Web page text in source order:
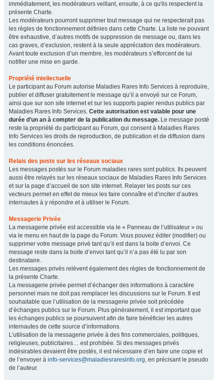
immédiatement, les modérateurs veillant, ensuite, à ce qu'ils respectent la
présente Charte.
Les modérateurs pourront supprimer tout message qui ne respecterait pas
les règles de fonctionnement définies dans cette Charte. La liste ne pouvant
être exhaustive, d’autres motifs de suppression de message ou, dans les
cas graves, d’exclusion, restent à la seule appréciation des modérateurs.
Avant toute exclusion d’un membre, les modérateurs s’efforcent de lui
notifier une mise en garde.
Propriété intellectuelle
Le participant au Forum autorise Maladies Rares Info Services à reproduire,
publier et diffuser gratuitement le message qu’il a envoyé sur ce Forum,
ainsi que sur son site internet et sur les supports papier rendus publics par
Maladies Rares Info Services. Cette autorisation est valable pour une
durée d’un an à compter de la publication du message. Le message posté
reste la propriété du participant au Forum, qui consent à Maladies Rares
Info Services les droits de reproduction, de publication et de diffusion dans
les conditions énoncées.
Relais des posts sur les réseaux sociaux
Les messages postés sur le Forum maladies rares sont publics. Ils peuvent
aussi être relayés sur les réseaux sociaux de Maladies Rares Info Services
et sur la page d’accueil de son site internet. Relayer les posts sur ces
vecteurs permet en effet de mieux les faire connaître et d’inciter d’autres
internautes à y répondre et à utiliser le Forum.
Messagerie Privée
La messagerie privée est accessible via le « Panneau de l’utilisateur » ou
via le menu en haut de la page du Forum. Vous pouvez éditer (modifier) ou
supprimer votre message privé tant qu’il est dans la boite d’envoi. Ce
message reste dans la boite d’envoi tant qu’il n’a pas été lu par son
destinataire.
Les messages privés relèvent également des règles de fonctionnement de
la présente Charte.
La messagerie privée permet d’échanger des informations à caractère
personnel mais ne doit pas remplacer les discussions sur le Forum. Il est
souhaitable que l’utilisation de la messagerie privée soit précédée
d’échanges publics sur le Forum. Plus généralement, il est important que
les échanges publics se poursuivent afin de faire bénéficier les autres
internautes de cette source d’informations.
L’utilisation de la messagerie privée à des fins commerciales, politiques,
religieuses, publicitaires… est prohibée. Si des messages privés
indésirables devaient être postés, il est nécessaire d’en faire une copie et
de l’envoyer à info-services@maladiesraresinfo.org, en précisant le pseudo
de l’auteur.